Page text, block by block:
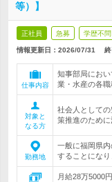
等）】
正社員 急募 学歴不問
情報更新日：2026/07/31 終
仕事内容
知事部局にお
業・水産の各職
対象と
なる方
社会人として
策推進のため
勤務地
一般に福岡県
することになり
月給28万5000